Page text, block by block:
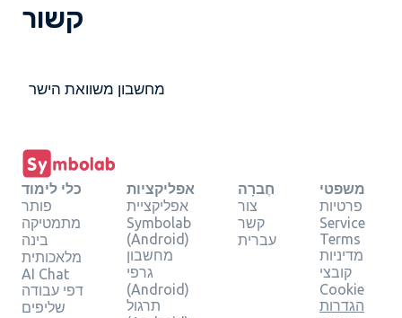
קשור
מחשבון משוואת הישר
כלי לימוד
פותר
מתמטיקה
בינה
מלאכותית
AI Chat
דפי עבודה
שליפים
אפליקציות
אפליקציית
Symbolab
(Android)
מחשבון
גרפי
(Android)
תרגול
חֶברָה
צור
קשר
עברית
משפטי
פרטיות
Service
Terms
מדיניות
קובצי
Cookie
הגדרות